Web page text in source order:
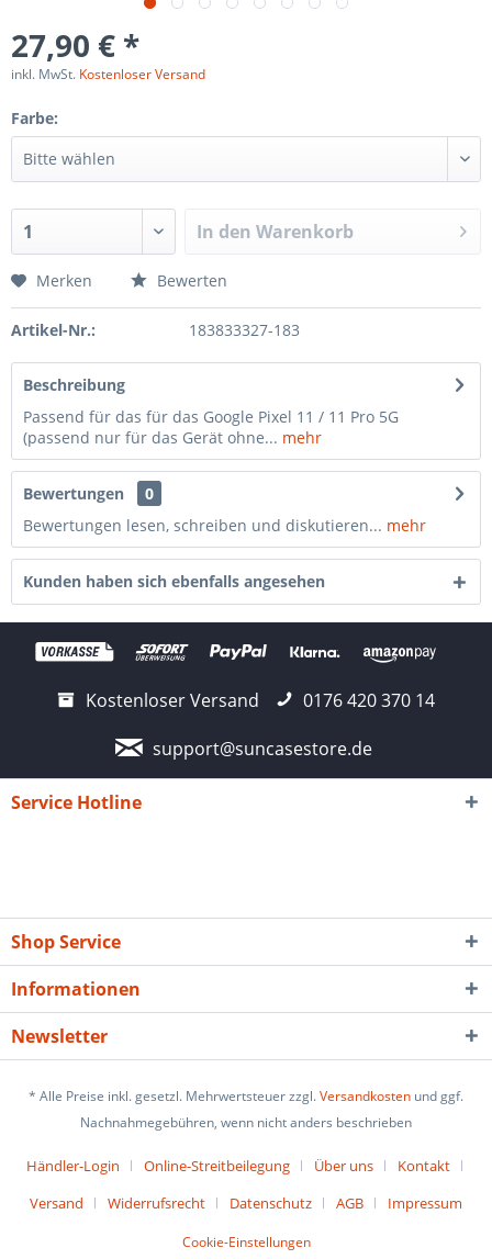
27,90 € *
inkl. MwSt. Kostenloser Versand
Farbe:
In den Warenkorb
Merken Bewerten
Artikel-Nr.: 183833327-183
Beschreibung
Passend für das für das Google Pixel 11 / 11 Pro 5G
(passend nur für das Gerät ohne... mehr
Bewertungen
0
Bewertungen lesen, schreiben und diskutieren... mehr
Kunden haben sich ebenfalls angesehen
Kostenloser Versand
0176 420 370 14
support@suncasestore.de
Service Hotline
Shop Service
Informationen
Newsletter
* Alle Preise inkl. gesetzl. Mehrwertsteuer zzgl.Versandkosten und ggf.
Nachnahmegebühren, wenn nicht anders beschrieben
Händler-Login Online-Streitbeilegung Über uns
Kontakt
Versand
Widerrufsrecht Datenschutz AGB Impressum
Cookie-Einstellungen